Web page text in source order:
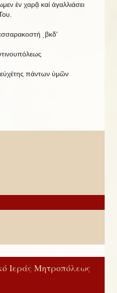
ἐν χαρᾷ καί ἀγαλλιάσει
͵βκδʹ
πάντων ὑμῶν
Ιεράς Μητροπόλεως